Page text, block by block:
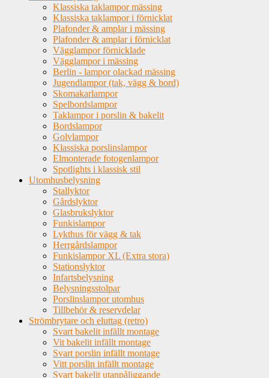
Klassiska taklampor mässing
Klassiska taklampor i förnicklat
Plafonder & amplar i mässing
Plafonder & amplar i förnicklat
Vägglampor förnicklade
Vägglampor i mässing
Berlin - lampor olackad mässing
Jugendlampor (tak, vägg & bord)
Skomakarlampor
Spelbordslampor
Taklampor i porslin & bakelit
Bordslampor
Golvlampor
Klassiska porslinslampor
Elmonterade fotogenlampor
Spotlights i klassisk stil
Utomhusbelysning
Stallyktor
Gårdslyktor
Glasbrukslyktor
Funkislampor
Lykthus för vägg & tak
Herrgårdslampor
Funkislampor XL (Extra stora)
Stationslyktor
Infartsbelysning
Belysningsstolpar
Porslinslampor utomhus
Tillbehör & reservdelar
Strömbrytare och eluttag (retro)
Svart bakelit infällt montage
Vit bakelit infällt montage
Svart porslin infällt montage
Vitt porslin infällt montage
Svart bakelit utanpåliggande